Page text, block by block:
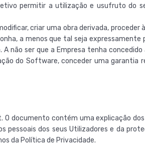
permitir a utilização e usufruto do
criar uma obra derivada,
a menos que tal seja
não ser que a Empresa tenha
do Software, conceder uma
documento contém uma explicação
dos seus Utilizadores e da
da Política de Privacidade.